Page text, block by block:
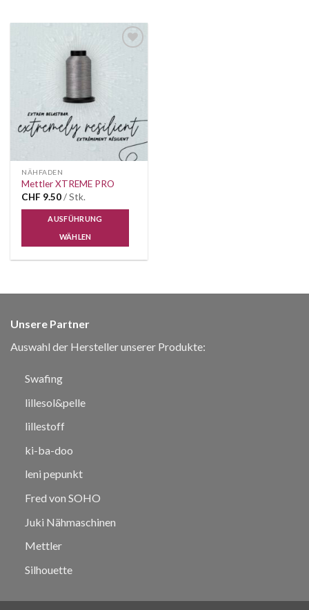
NÄHFADEN
Mettler XTREME PRO
CHF 9.50/ Stk.
AUSFÜHRUNG
WÄHLEN
mehrere
auf.
Optionen
auf
der
Produktseite
gewählt
Unsere Partner
Auswahl der Hersteller unserer Produkte:
Swafing
lillesol&pelle
lillestoff
ki-ba-doo
leni pepunkt
Fred von SOHO
Juki Nähmaschinen
Mettler
Silhouette